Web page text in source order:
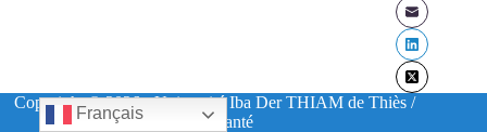
Copyright © 2026 - Université Iba Der THIAM de Thiès /
UFR Santé
Français